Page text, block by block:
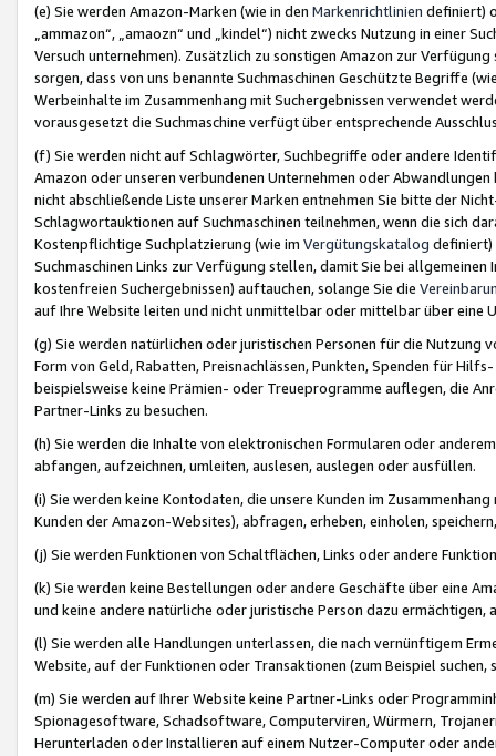
(e) Sie werden Amazon-Marken (wie in den Markenrichtlinien definiert)
„ammazon“, „amaozn“ und „kindel“) nicht zwecks Nutzung in einer
Versuch unternehmen). Zusätzlich zu sonstigen Amazon zur
sorgen, dass von uns benannte Suchmaschinen Geschützte Begriffe
Werbeinhalte im Zusammenhang mit Suchergebnissen verwendet
vorausgesetzt die Suchmaschine verfügt über entsprechende
(f) Sie werden nicht auf Schlagwörter, Suchbegriffe oder andere
Amazon oder unseren verbundenen Unternehmen oder
nicht abschließende Liste unserer Marken entnehmen Sie bitte der
Schlagwortauktionen auf Suchmaschinen teilnehmen, wenn die sich
Kostenpflichtige Suchplatzierung (wie im Vergütungskatalog definiert)
Suchmaschinen Links zur Verfügung stellen, damit Sie bei
kostenfreien Suchergebnissen) auftauchen, solange Sie die
auf Ihre Website leiten und nicht unmittelbar oder mittelbar über eine
(g) Sie werden natürlichen oder juristischen Personen für die Nutzung
Form von Geld, Rabatten, Preisnachlässen, Punkten, Spenden für
beispielsweise keine Prämien- oder Treueprogramme auflegen, die
Partner-Links zu besuchen.
(h) Sie werden die Inhalte von elektronischen Formularen oder
abfangen, aufzeichnen, umleiten, auslesen, auslegen oder ausfüllen.
(i) Sie werden keine Kontodaten, die unsere Kunden im
Kunden der Amazon-Websites), abfragen, erheben, einholen,
(j) Sie werden Funktionen von Schaltflächen, Links oder andere
(k) Sie werden keine Bestellungen oder andere Geschäfte über eine
und keine andere natürliche oder juristische Person dazu
(l) Sie werden alle Handlungen unterlassen, die nach vernünftigem
Website, auf der Funktionen oder Transaktionen (zum Beispiel
(m) Sie werden auf Ihrer Website keine Partner-Links oder
Spionagesoftware, Schadsoftware, Computerviren, Würmern,
Herunterladen oder Installieren auf einem Nutzer-Computer oder